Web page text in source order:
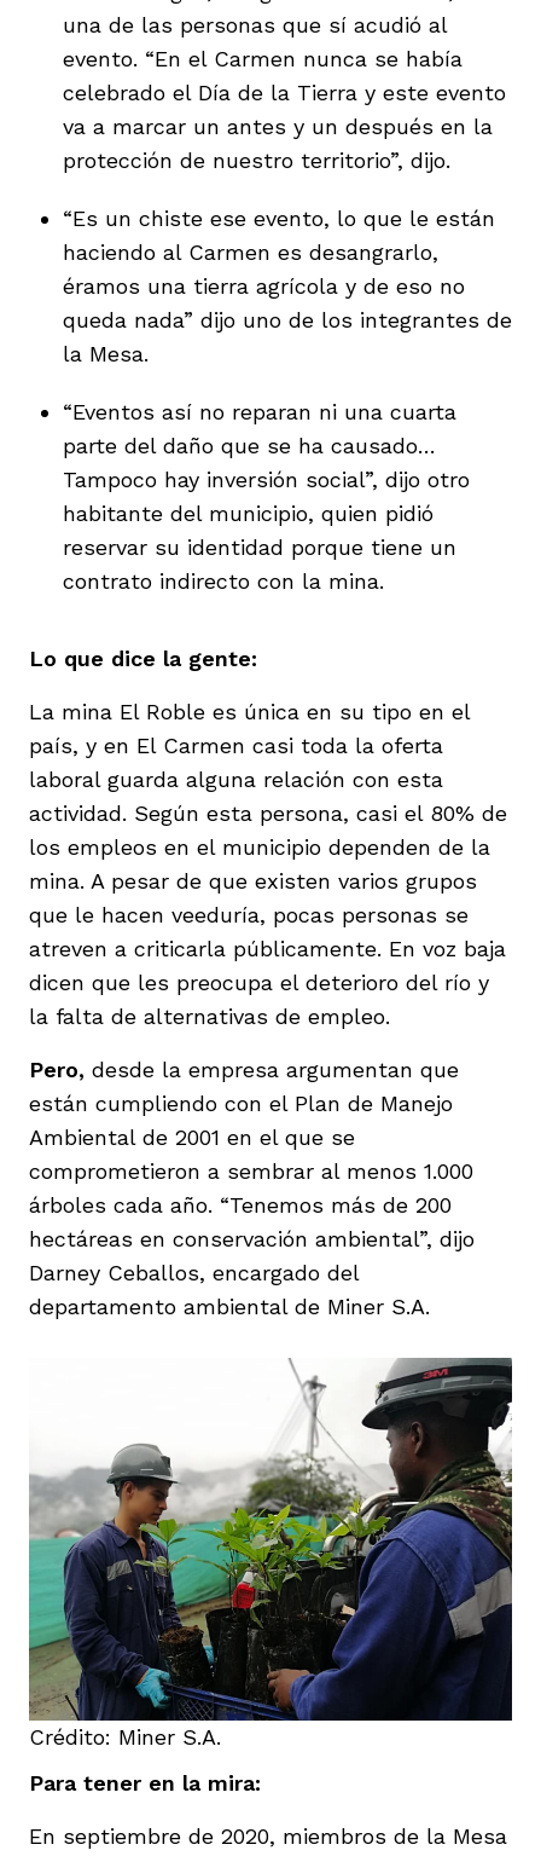
una de las personas que sí acudió al
evento. “En el Carmen nunca se había
celebrado el Día de la Tierra y este evento
va a marcar un antes y un después en la
protección de nuestro territorio”, dijo.
“Es un chiste ese evento, lo que le están
haciendo al Carmen es desangrarlo,
éramos una tierra agrícola y de eso no
queda nada” dijo uno de los integrantes de
la Mesa.
“Eventos así no reparan ni una cuarta
parte del daño que se ha causado…
Tampoco hay inversión social”, dijo otro
habitante del municipio, quien pidió
reservar su identidad porque tiene un
contrato indirecto con la mina.
Lo que dice la gente:
La mina El Roble es única en su tipo en el
país, y en El Carmen casi toda la oferta
laboral guarda alguna relación con esta
actividad. Según esta persona, casi el 80% de
los empleos en el municipio dependen de la
mina. A pesar de que existen varios grupos
que le hacen veeduría, pocas personas se
atreven a criticarla públicamente. En voz baja
dicen que les preocupa el deterioro del río y
la falta de alternativas de empleo.
Pero, desde la empresa argumentan que
están cumpliendo con el Plan de Manejo
Ambiental de 2001 en el que se
comprometieron a sembrar al menos 1.000
árboles cada año. “Tenemos más de 200
hectáreas en conservación ambiental”, dijo
Darney Ceballos, encargado del
departamento ambiental de Miner S.A.
Crédito: Miner S.A.
Para tener en la mira:
En septiembre de 2020, miembros de la Mesa